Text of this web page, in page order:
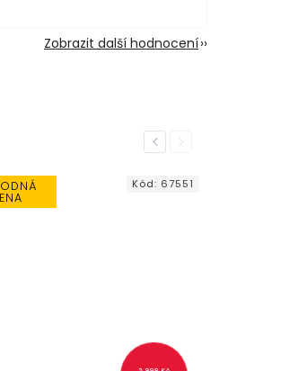
Zobrazit další hodnocení
Previous
Kód: 67551
Next